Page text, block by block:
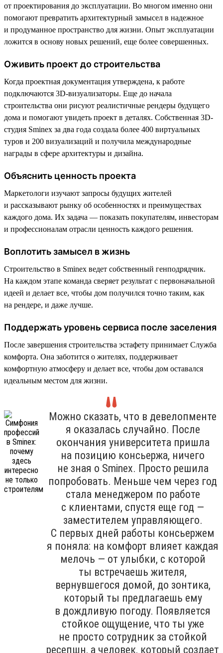
от проектирования до эксплуатации. Во многом именно они
помогают превратить архитектурный замысел в надежное
и продуманное пространство для жизни. Опыт эксплуатации
ложится в основу новых решений, еще более совершенных.
Оживить проект до строительства
Когда проектная документация утверждена, к работе
подключаются 3D-визуализаторы. Еще до начала
строительства они рисуют реалистичные рендеры будущего
дома и помогают увидеть проект в деталях. Собственная 3D-
студия Sminex за два года создала более 400 виртуальных
туров и 200 визуализаций и получила международные
награды в сфере архитектуры и дизайна.
Объяснить ценность проекта
Маркетологи изучают запросы будущих жителей
и рассказывают рынку об особенностях и преимуществах
каждого дома. Их задача — показать покупателям, инвесторам
и профессионалам отрасли ценность каждого решения.
Воплотить замысел в жизнь
Строительство в Sminex ведет собственный генподрядчик.
На каждом этапе команда сверяет результат с первоначальной
идеей и делает все, чтобы дом получился точно таким, как
на рендере, и даже лучше.
Поддержать уровень сервиса после заселения
После завершения строительства эстафету принимает Служба
комфорта. Она заботится о жителях, поддерживает
комфортную атмосферу и делает все, чтобы дом оставался
идеальным местом для жизни.
Можно сказать, что в девелопменте
я оказалась случайно. После
окончания университета пришла
на позицию консьержа, ничего
не зная о Sminex. Просто решила
попробовать. Меньше чем через год
стала менеджером по работе
с клиентами, спустя еще год —
заместителем управляющего.
С первых дней работы консьержем
я поняла: на комфорт влияет каждая
мелочь — от улыбки, с которой
ты встречаешь жителя,
вернувшегося домой, до зонтика,
который ты предлагаешь ему
в дождливую погоду. Появляется
стойкое ощущение, что ты уже
не просто сотрудник за стойкой
ресепшн, а человек, который создает